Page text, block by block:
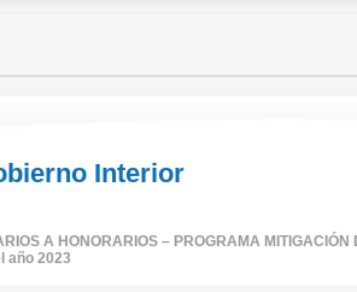
Interior
A HONORARIOS – PROGRAMA MITIGACIÓN
año 2023